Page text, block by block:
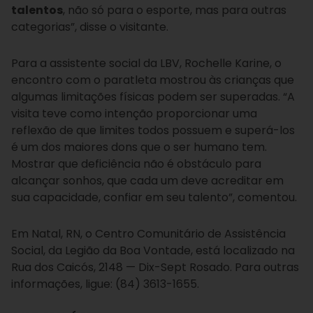
talentos, não só para o esporte, mas para outras
categorias”, disse o visitante.
Para a assistente social da LBV, Rochelle Karine, o
encontro com o paratleta mostrou às crianças que
algumas limitações físicas podem ser superadas. “A
visita teve como intenção proporcionar uma
reflexão de que limites todos possuem e superá-los
é um dos maiores dons que o ser humano tem.
Mostrar que deficiência não é obstáculo para
alcançar sonhos, que cada um deve acreditar em
sua capacidade, confiar em seu talento”, comentou.
Em Natal, RN, o Centro Comunitário de Assistência
Social, da Legião da Boa Vontade, está localizado na
Rua dos Caicós, 2148 — Dix-Sept Rosado. Para outras
informações, ligue: (84) 3613-1655.